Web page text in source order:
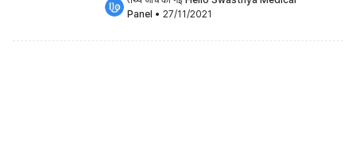
Panel • 27/11/2021